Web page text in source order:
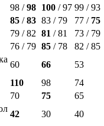
98 /98 100 / 97 99 / 93
85 /83 83 / 79 77 / 75
79 / 82 81 / 81 73 / 79
76 / 79 85 / 78 82 / 85
60 66 53
110 98 74
70 75 65
42 30 40